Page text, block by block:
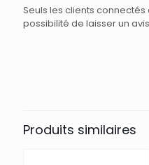
Seuls les clients
possibilité de laisser un
Produits similaires